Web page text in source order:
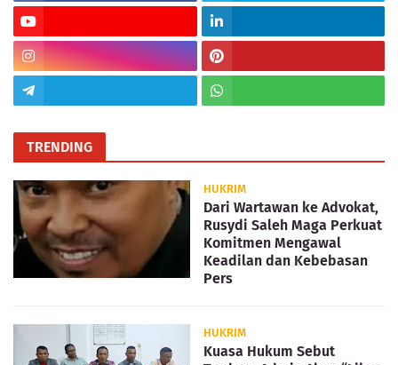
TRENDING
HUKRIM
Dari Wartawan ke Advokat,
Rusydi Saleh Maga Perkuat
Komitmen Mengawal
Keadilan dan Kebebasan
Pers
HUKRIM
Kuasa Hukum Sebut